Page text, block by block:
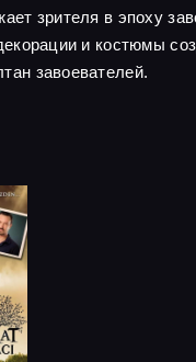
зрителя в эпоху
и костюмы
завоевателей.